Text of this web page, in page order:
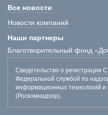
Все новости
Новости компаний
Наши партнеры
Благотворительный фонд
Свидетельство о регистрации
Федеральной службой по
информационных технологий и
(Роскомнадзор).